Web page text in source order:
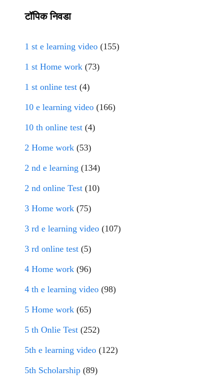
टॉपिक निवडा
1 st e learning video (155)
1 st Home work (73)
1 st online test (4)
10 e learning video (166)
10 th online test (4)
2 Home work (53)
2 nd e learning (134)
2 nd online Test (10)
3 Home work (75)
3 rd e learning video (107)
3 rd online test (5)
4 Home work (96)
4 th e learning video (98)
5 Home work (65)
5 th Onlie Test (252)
5th e learning video (122)
5th Scholarship (89)